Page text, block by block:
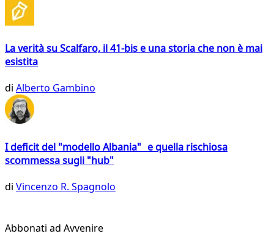
La verità su Scalfaro, il 41-bis e una storia che non è mai
esistita
di Alberto Gambino
I deficit del "modello Albania" e quella rischiosa
scommessa sugli "hub"
di Vincenzo R. Spagnolo
Abbonati ad Avvenire